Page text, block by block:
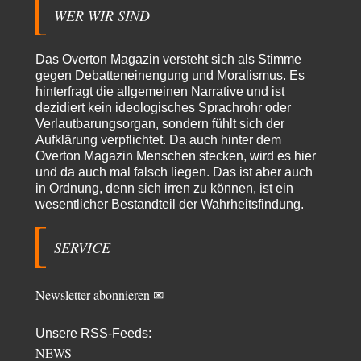
Adel verpflichtetvor 16 Stunden zu:
Vielen Dank, hatte ich nicht auf dem Schirm, weil ich ihn nicht mehr
lese. Beweist…
garnovor 18 Stunden zu:
Absurde Debatte um Ceuta-„Invasion“ durch Marokko
vertieft EU-Spaltung
Gratuliere, du hast erkannt wer hier der Bösewicht ist. Dann kann es ja
gar nicht…
Schattenlandvor 19 Stunden zu:
Unkabarettistische Anstalten
Dem schließe ich mich 100 pro an - das deutsche politische Kabarett ist
tot (Lisa…
vor 20 Stunden zu:
Dissonanzen
Kleine Korrektur: Anders als Moshe Zuckermann schildet gab es in den
1960er und 1970er Jahren…
Wolfgang Wirthvor 20 Stunden zu:
Entkernen, Umfunktionieren und (feindlich) Übernehmen
WER WIR SIND
Das Overton Magazin versteht sich als Stimme
gegen Debatteneinengung und Moralismus. Es
hinterfragt die allgemeinen Narrative und ist
dezidiert kein ideologisches Sprachrohr oder
Verlautbarungsorgan, sondern fühlt sich der
Aufklärung verpflichtet. Da auch hinter dem
Overton Magazin Menschen stecken, wird es hier
und da auch mal falsch liegen. Das ist aber auch
in Ordnung, denn sich irren zu können, ist ein
wesentlicher Bestandteil der Wahrheitsfindung.
SERVICE
Newsletter abonnieren ✉
Unsere RSS-Feeds:
NEWS